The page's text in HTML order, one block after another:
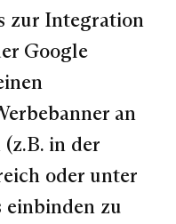
zur Integration
Google
an
in der
oder unter
zu